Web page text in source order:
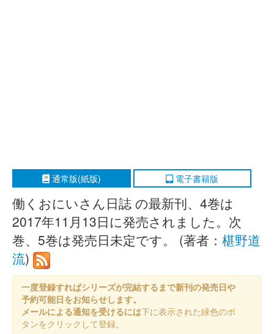
通常版(紙版) 電子書籍版
働くおにいさん日誌 の最新刊、4巻は
2017年11月13日に発売されました。次
巻、5巻は発売日未定です。 (著者： 椹野道
流)
一度登録すればシリーズが完結するまで新刊の発売日や
予約可能日をお知らせします。
メールによる通知を受けるには下に表示された緑色のボ
タンをクリックして登録。